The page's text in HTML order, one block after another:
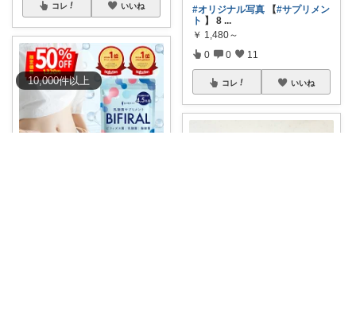
10,000件以上
コレ いいね #オリジナル写真 【#サプリメン
ト 】 8 ...
￥ 1,480～
0 0 11
コレ いいね